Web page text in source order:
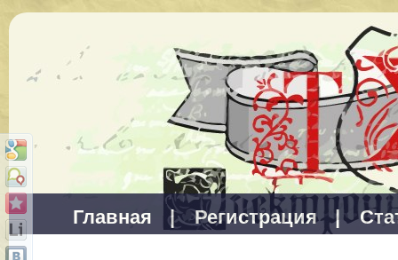
Главная | Регистрация |